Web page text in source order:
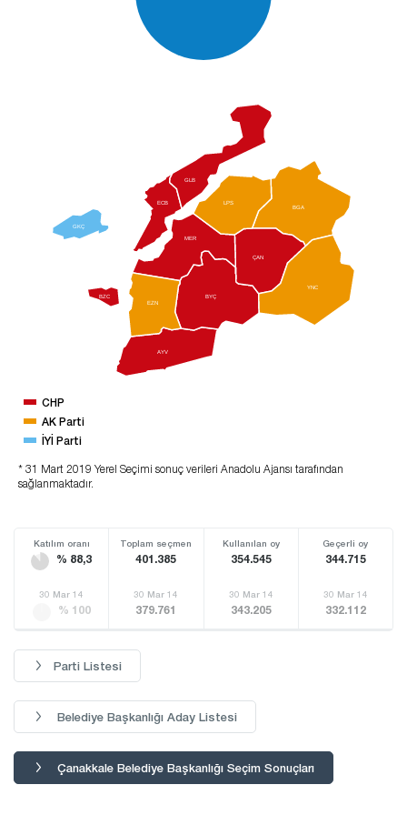
AYV
BYÇ
BGA
BZC
ÇAN
MER
ECB
EZN
GLB
GKÇ
LPS
YNC
CHP
AK Parti
İYİ Parti
* 31 Mart 2019 Yerel Seçimi sonuç verileri Anadolu Ajansı tarafından
sağlanmaktadır.
Katılım oranı
% 88,3
Toplam seçmen
401.385
Kullanılan oy
354.545
Geçerli oy
344.715
30 Mar 14
% 100
30 Mar 14
379.761
30 Mar 14
343.205
30 Mar 14
332.112
Parti Listesi
Belediye Başkanlığı Aday Listesi
Çanakkale Belediye Başkanlığı Seçim Sonuçları